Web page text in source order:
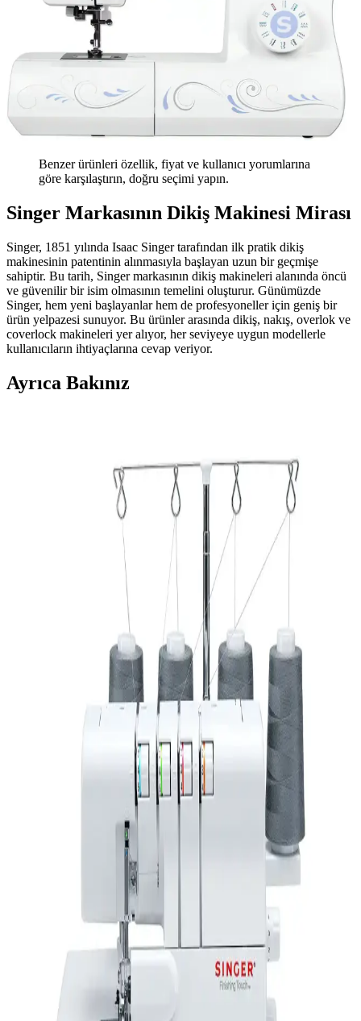
Benzer ürünleri özellik, fiyat ve kullanıcı yorumlarına
göre karşılaştırın, doğru seçimi yapın.
Singer Markasının Dikiş Makinesi Mirası
Singer, 1851 yılında Isaac Singer tarafından ilk pratik dikiş
makinesinin patentinin alınmasıyla başlayan uzun bir geçmişe
sahiptir. Bu tarih, Singer markasının dikiş makineleri alanında öncü
ve güvenilir bir isim olmasının temelini oluşturur. Günümüzde
Singer, hem yeni başlayanlar hem de profesyoneller için geniş bir
ürün yelpazesi sunuyor. Bu ürünler arasında dikiş, nakış, overlok ve
coverlock makineleri yer alıyor, her seviyeye uygun modellerle
kullanıcıların ihtiyaçlarına cevap veriyor.
Ayrıca Bakınız
Bidoluhobi'nin Mini Model 2 dikiş seti, yeni başlayanlar ve küçük
projeler için ideal, taşınabilir ve çeşitli içerikleriyle kullanışlı bir dikiş
çözümüdür. Uygun fiyatlı ve pratik kullanım sağlar.
Yuki Çuval Ağzı Dikiş Makinesi Özellikleri ve
Kullanım Kılavuzu
Yuki çuval ağzı dikiş makinesi, yüksek hız ve çok yönlü kullanım
özellikleriyle endüstride öne çıkar. Hafifliği ve otomatik kesme
fonksiyonuyla üretim süreçlerini hızlandırır.
Singer Dikiş Makinesi Büzgü Ayağı: Kaliteli ve
Kullanımı Kolay Dikiş Aksesuarı
Singer markasının yüksek kaliteli büzgü ayağı, çeşitli kumaşlarda
kolay kullanım ve estetik sonuçlar sağlar, hem amatör hem de
profesyonel dikişçiler için ideal.
Singer HD6805C: Dayanıklı ve Çok Yönlü Dikiş
Makinesi Modelleri Arasında
Singer HD6805C, 170 yıllık deneyime sahip Singer markasının
dayanıklı ve çok yönlü dikiş makineleri arasında yer alıyor. Hem
başlangıç hem profesyonel kullanıcılar için uygun seçenekler
Kapitone Desenli Baget Çanta: Şıklık ve
Kapitone desenli baget çanta, dayanıklı malzeme ve şık tasarımıyla
günlük ve özel davetlerde ideal, uzun ömürlü ve estetik bir aksesuar
seçeneği sunar.
Yazlık Kadın Babetlerde Dayanıklılığı Artıran
Malzeme ve Yapısal Özellikler